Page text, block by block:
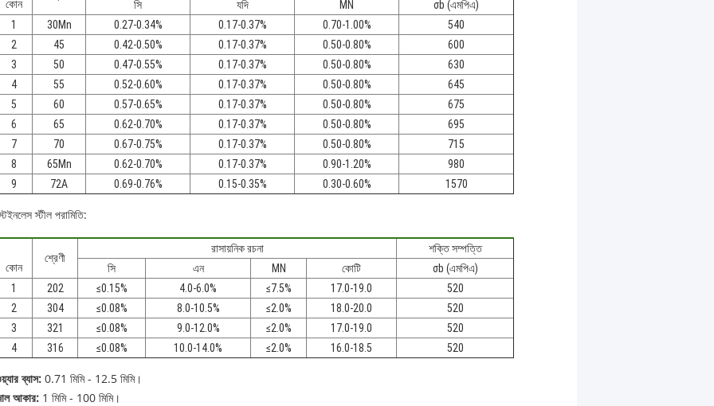
কোন
সি
যদি MN
σb (এমপিএ)
1
30Mn 0.27-0.34% 0.17-0.37% 0.70-1.00%
540
2
45 0.42-0.50% 0.17-0.37% 0.50-0.80%
600
3
50 0.47-0.55% 0.17-0.37% 0.50-0.80%
630
4
55 0.52-0.60% 0.17-0.37% 0.50-0.80%
645
5
60 0.57-0.65% 0.17-0.37% 0.50-0.80%
675
6
65 0.62-0.70% 0.17-0.37% 0.50-0.80%
695
7
70 0.67-0.75% 0.17-0.37% 0.50-0.80%
715
8
65Mn 0.62-0.70% 0.17-0.37% 0.90-1.20%
980
9
72A 0.69-0.76% 0.15-0.35% 0.30-0.60% 1570
স্টীল পরামিতি:
কোন
শ্রেণী
রাসায়নিক রচনা
শক্তি সম্পত্তি
সি
এন MN কোটি
σb (এমপিএ)
1
202 ≤0.15% 4.0-6.0% ≤7.5% 17.0-19.0
520
2
304 ≤0.08% 8.0-10.5% ≤2.0% 18.0-20.0
520
3
321 ≤0.08% 9.0-12.0% ≤2.0% 17.0-19.0
520
4
316 ≤0.08% 10.0-14.0% ≤2.0% 16.0-18.5 520
ব্যাস: 0.71 মিমি - 12.5 মিমি।
আকার: 1 মিমি - 100 মিমি।